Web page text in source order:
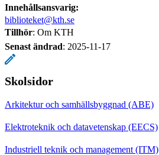
Innehållsansvarig:
biblioteket@kth.se
Tillhör: Om KTH
Senast ändrad: 2025-11-17
Skolsidor
Arkitektur och samhällsbyggnad (ABE)
Elektroteknik och datavetenskap (EECS)
Industriell teknik och management (ITM)